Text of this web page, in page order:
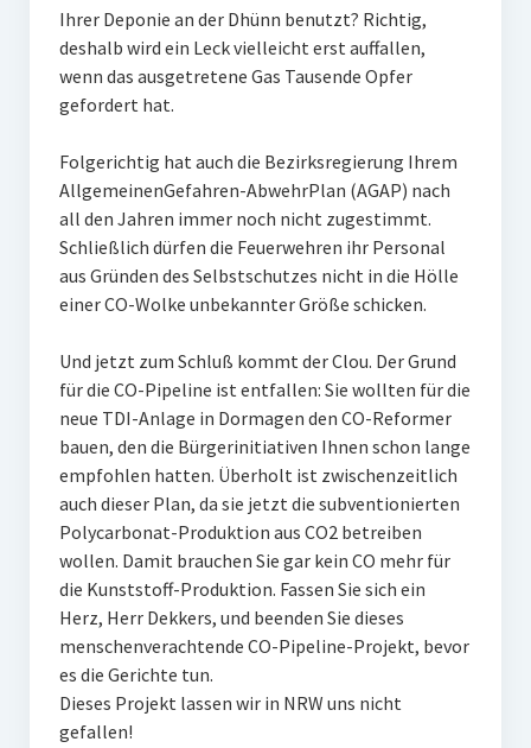
Ihrer Deponie an der Dhünn benutzt? Richtig,
deshalb wird ein Leck vielleicht erst auffallen,
wenn das ausgetretene Gas Tausende Opfer
gefordert hat.
Folgerichtig hat auch die Bezirksregierung Ihrem
AllgemeinenGefahren-AbwehrPlan (AGAP) nach
all den Jahren immer noch nicht zugestimmt.
Schließlich dürfen die Feuerwehren ihr Personal
aus Gründen des Selbstschutzes nicht in die Hölle
einer CO-Wolke unbekannter Größe schicken.
Und jetzt zum Schluß kommt der Clou. Der Grund
für die CO-Pipeline ist entfallen: Sie wollten für die
neue TDI-Anlage in Dormagen den CO-Reformer
bauen, den die Bürgerinitiativen Ihnen schon lange
empfohlen hatten. Überholt ist zwischenzeitlich
auch dieser Plan, da sie jetzt die subventionierten
Polycarbonat-Produktion aus CO2 betreiben
wollen. Damit brauchen Sie gar kein CO mehr für
die Kunststoff-Produktion. Fassen Sie sich ein
Herz, Herr Dekkers, und beenden Sie dieses
menschenverachtende CO-Pipeline-Projekt, bevor
es die Gerichte tun.
Dieses Projekt lassen wir in NRW uns nicht
gefallen!